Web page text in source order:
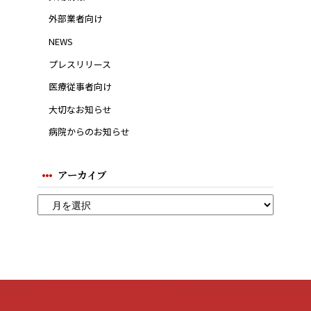
外部業者向け
NEWS
プレスリリース
医療従事者向け
大切なお知らせ
病院からのお知らせ
アーカイブ